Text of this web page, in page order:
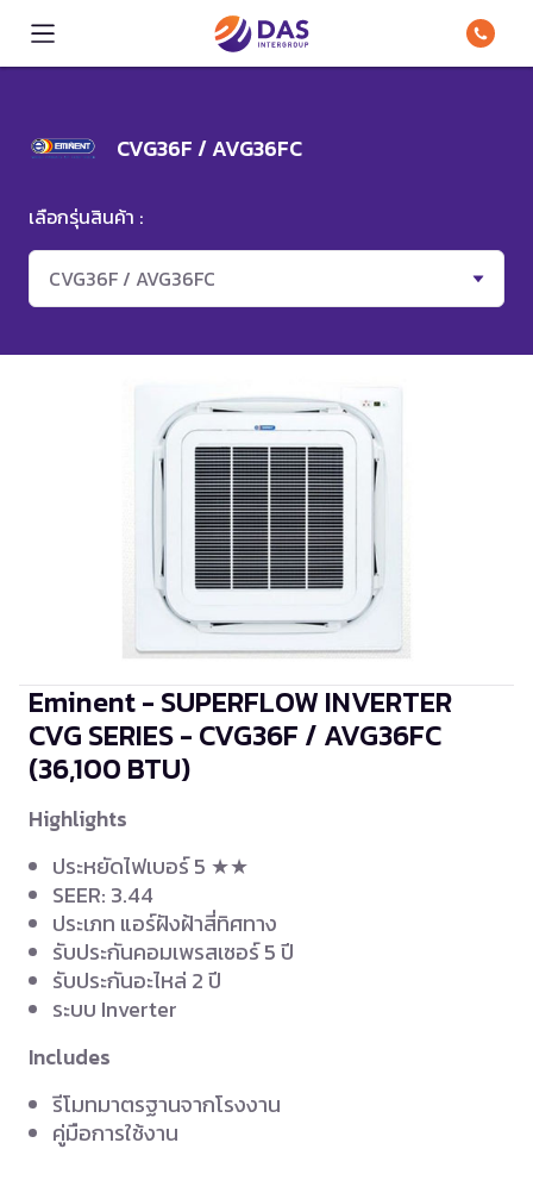
CVG36F / AVG36FC
เลือกรุ่นสินค้า :
CVG36F / AVG36FC
Eminent - SUPERFLOW INVERTER
CVG SERIES - CVG36F / AVG36FC
(36,100 BTU)
Highlights
ประหยัดไฟเบอร์ 5 ★★
SEER: 3.44
ประเภท แอร์ฝังฝ้าสี่ทิศทาง
รับประกันคอมเพรสเซอร์ 5 ปี
รับประกันอะไหล่ 2 ปี
ระบบ Inverter
Includes
รีโมทมาตรฐานจากโรงงาน
คู่มือการใช้งาน